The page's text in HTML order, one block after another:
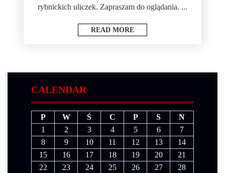
rybnickich uliczek. Zapraszam do oglądania. ...
READ MORE
CALENDAR
P W Ś C P S
N
1
2 3 4 5 6
7
8
9 10 11 12 13
14
15
16 17 18 19 20
21
22
23 24 25 26 27
28